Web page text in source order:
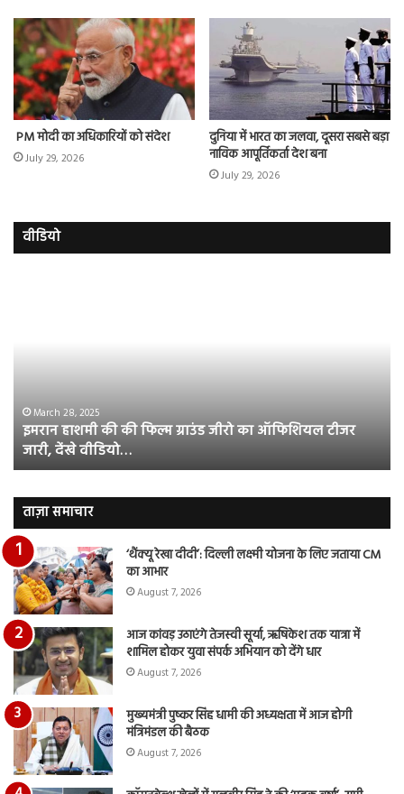
PM मोदी का अधिकारियों को संदेश
July 29, 2026
दुनिया में भारत का जलवा, दूसरा सबसे बड़ा
नाविक आपूर्तिकर्ता देश बना
July 29, 2026
वीडियो
का
ऑफिशियल
टीजर
जारी,
वीडियो…
March 28, 2025
इमरान हाशमी की की फिल्म ग्राउंड जीरो का ऑफिशियल टीजर
जारी, देंखे वीडियो…
ताज़ा समाचार
‘थैंक्यू रेखा दीदी’: दिल्ली लक्ष्मी योजना के लिए जताया CM
का आभार
August 7, 2026
आज कांवड़ उठाएंगे तेजस्वी सूर्या, ऋषिकेश तक यात्रा में
शामिल होकर युवा संपर्क अभियान को देंगे धार
August 7, 2026
मुख्यमंत्री पुष्कर सिंह धामी की अध्यक्षता में आज होगी
मंत्रिमंडल की बैठक
August 7, 2026